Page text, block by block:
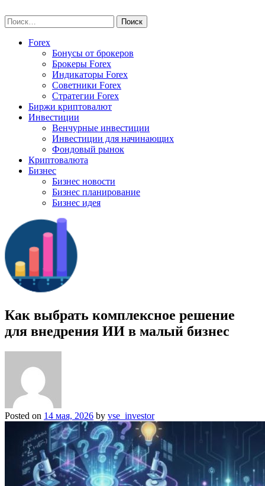
to
content
Найти:
Forex
Бонусы от брокеров
Брокеры Forex
Индикаторы Forex
Советники Forex
Стратегии Forex
Биржи криптовалют
Инвестиции
Венчурные инвестиции
Инвестиции для начинающих
Фондовый рынок
Криптовалюта
Бизнес
Бизнес новости
Бизнес планирование
Бизнес идея
Как выбрать комплексное решение
для внедрения ИИ в малый бизнес
Posted on 14 мая, 2026 by vse_investor